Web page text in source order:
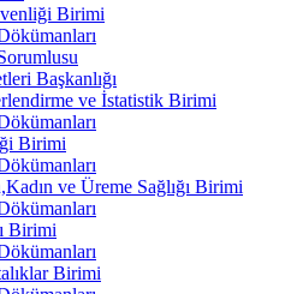
Birimi
Başkanlığı
ve İstatistik Birimi
Birimi
ve Üreme Sağlığı Birimi
Birimi
Birimi